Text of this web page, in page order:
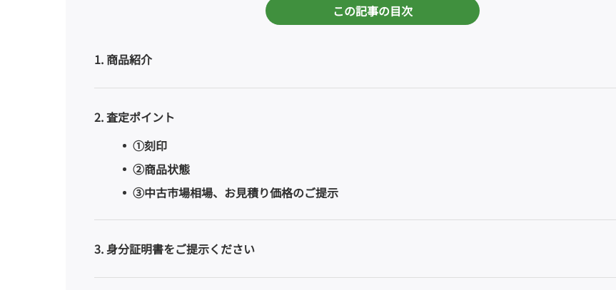
この記事の目次
1 商品紹介
2 査定ポイント
①刻印
②商品状態
③中古市場相場、お見積り価格のご提示
3 身分証明書をご提示ください